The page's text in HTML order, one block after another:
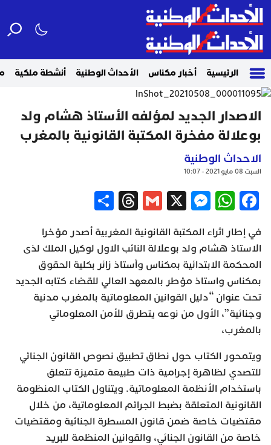
الرئيسية أخبار مكناس الأحداث الوطنية أنشطة ملكية
الاصدار الجديد لمؤلفه الأستاذ هشام ولد
بوعلالة مفخرة المكتبة القانونية بالمغرب
الاحداث الوطنية
السبت 08 مايو 2021 - 10:07
Facebook
WhatsApp
Messenger
X
Gmail
Threads
في إطار اثراء المكتبة القانونية المغربية أصدر مؤخرا
الاستاذ هشام ولد بوعلالة النائب الاول لوكيل الملك لذى
المحكمة الابتدائية بمكناس وأستاذ زائر بكلية الحقوق
بمكناس واستاذ مؤطر بالمعهد العالي للقضاء كتابه الجديد
تحت عنوان “دليل القوانين المعلوماتية بالمغرب مدنية
وجنائية”، الأول من نوعه يتطرق للأمن المعلوماتي
بالمغرب،
ويتمحور الكتاب حول نطاق تطبيق نصوص القانون الجنائي
للتصدي لظاهرة إجرامية ذات طبيعة متميزة تتعلق
باستخدام الأنظمة المعلوماتية. ويتناول الكتاب المنظومة
القانونية المتعلقة بضبط الجرائم المعلوماتية، من خلال
مقتضيات خاصة ضمن قانون المسطرة الجنائية ومقتضيات
خاصة من القانون الجنائي، والقوانين المنظمة للبريد